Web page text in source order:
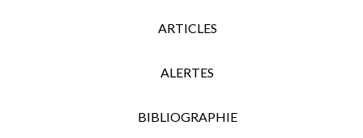
ARTICLES
ALERTES
BIBLIOGRAPHIE